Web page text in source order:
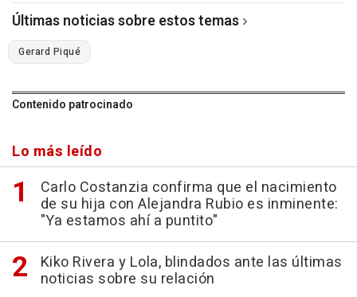
Últimas noticias sobre estos temas
Gerard Piqué
Contenido patrocinado
Lo más leído
Carlo Costanzia confirma que el nacimiento
de su hija con Alejandra Rubio es inminente:
"Ya estamos ahí a puntito"
Kiko Rivera y Lola, blindados ante las últimas
noticias sobre su relación